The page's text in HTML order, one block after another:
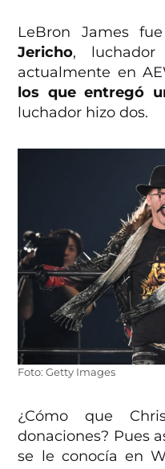
LeBron James
Jericho,
actualmente en
los que entregó
luchador hizo dos.
Foto: Getty Images
¿Cómo que
donaciones? Pues
se le conocía en